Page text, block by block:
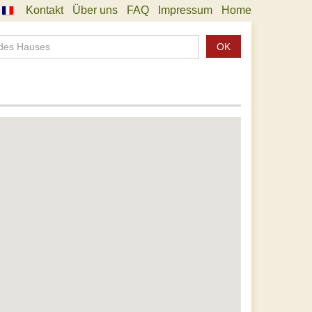
Kontakt Über uns FAQ Impressum Home
OK